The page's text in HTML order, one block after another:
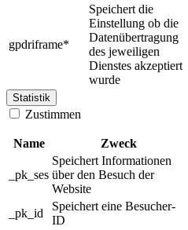
gpdriframe*
Speichert die
Einstellung ob die
Datenübertragung
des jeweiligen
Dienstes akzeptiert
wurde
Statistik
Zustimmen
Name Zweck
_pk_ses
Speichert Informationen
über den Besuch der
Website
_pk_id
Speichert eine Besucher-
ID